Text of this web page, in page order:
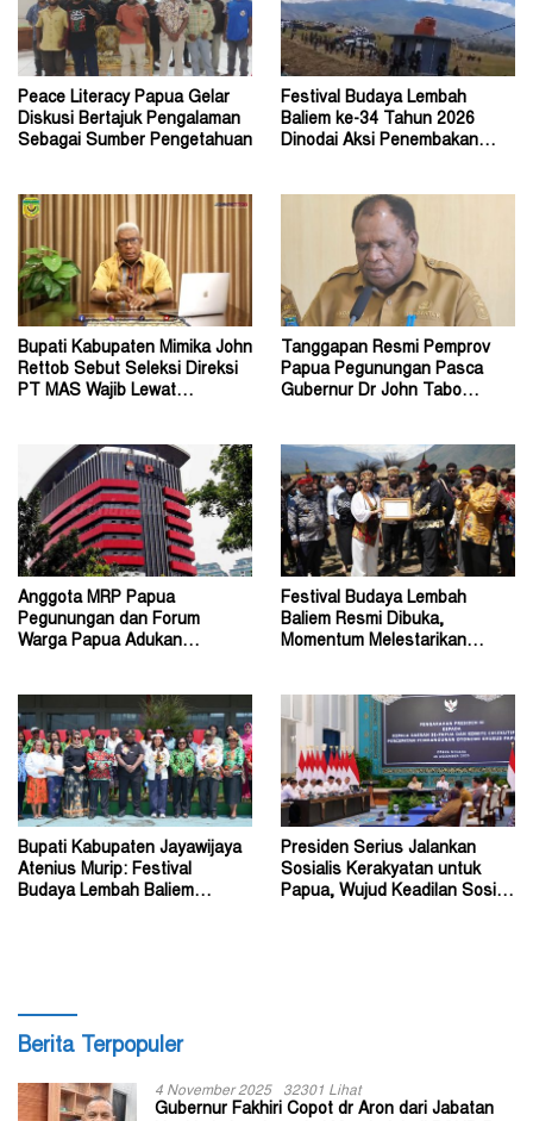
Peace Literacy Papua Gelar
Diskusi Bertajuk Pengalaman
Sebagai Sumber Pengetahuan
Festival Budaya Lembah
Baliem ke-34 Tahun 2026
Dinodai Aksi Penembakan
Bupati Kabupaten Mimika John
Rettob Sebut Seleksi Direksi
PT MAS Wajib Lewat
Tanggapan Resmi Pemprov
Papua Pegunungan Pasca
Gubernur Dr John Tabo
Anggota MRP Papua
Pegunungan dan Forum
Warga Papua Adukan
Festival Budaya Lembah
Baliem Resmi Dibuka,
Momentum Melestarikan
Bupati Kabupaten Jayawijaya
Atenius Murip: Festival
Budaya Lembah Baliem
Presiden Serius Jalankan
Sosialis Kerakyatan untuk
Papua, Wujud Keadilan Sosial
Berita Terpopuler
4 November 2025 32301 Lihat
Gubernur Fakhiri Copot dr Aron dari Jabatan